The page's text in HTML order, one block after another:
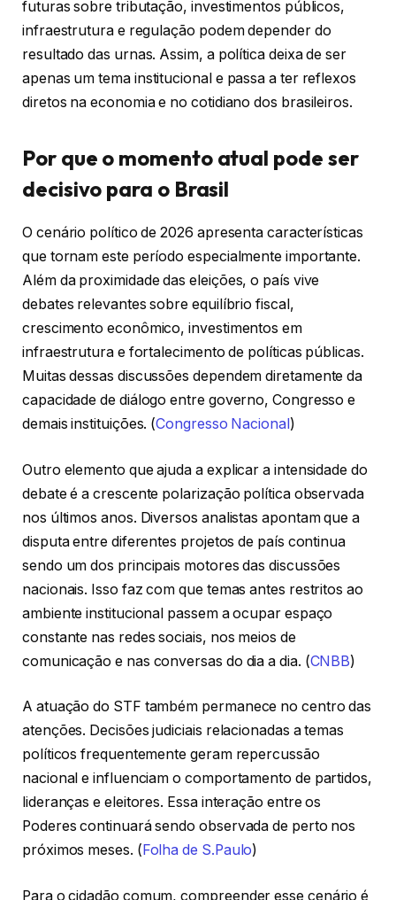
futuras sobre tributação, investimentos públicos,
infraestrutura e regulação podem depender do
resultado das urnas. Assim, a política deixa de ser
apenas um tema institucional e passa a ter reflexos
diretos na economia e no cotidiano dos brasileiros.
Por que o momento atual pode ser
decisivo para o Brasil
O cenário político de 2026 apresenta características
que tornam este período especialmente importante.
Além da proximidade das eleições, o país vive
debates relevantes sobre equilíbrio fiscal,
crescimento econômico, investimentos em
infraestrutura e fortalecimento de políticas públicas.
Muitas dessas discussões dependem diretamente da
capacidade de diálogo entre governo, Congresso e
demais instituições. (Congresso Nacional)
Outro elemento que ajuda a explicar a intensidade do
debate é a crescente polarização política observada
nos últimos anos. Diversos analistas apontam que a
disputa entre diferentes projetos de país continua
sendo um dos principais motores das discussões
nacionais. Isso faz com que temas antes restritos ao
ambiente institucional passem a ocupar espaço
constante nas redes sociais, nos meios de
comunicação e nas conversas do dia a dia. (CNBB)
A atuação do STF também permanece no centro das
atenções. Decisões judiciais relacionadas a temas
políticos frequentemente geram repercussão
nacional e influenciam o comportamento de partidos,
lideranças e eleitores. Essa interação entre os
Poderes continuará sendo observada de perto nos
próximos meses. ( Folha de S.Paulo)
Para o cidadão comum, compreender esse cenário é